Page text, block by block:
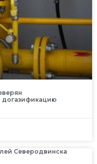
догазификацию
Северодвинска